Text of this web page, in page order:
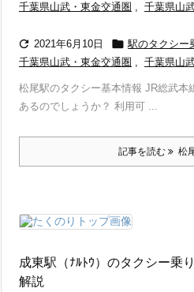
千葉県山武・東金交通圏 , 千葉県山
 2021年6月10日  駅のタクシー
千葉県山武・東金交通圏 , 千葉県山
松尾駅のタクシー基本情報 JR総武本
あるのでしょうか？ 利用可 ...
記事を読む 松
成東駅（ﾅﾙﾄｳ）のタクシー乗
解説